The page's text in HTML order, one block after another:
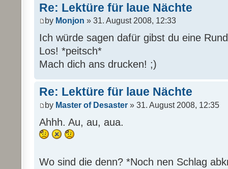
Re: Lektüre für laue Nächte
by Monjon » 31. August 2008, 12:33
Ich würde sagen dafür gibst du eine
Los! *peitsch*
Mach dich ans drucken! ;)
Re: Lektüre für laue Nächte
by Master of Desaster » 31. August 2008, 12:35
Ahhh. Au, au, aua.
Wo sind die denn? *Noch nen Schlag